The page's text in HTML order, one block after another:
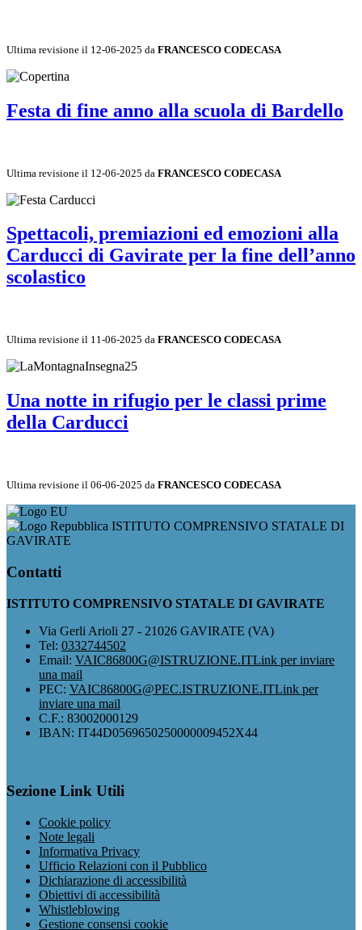
Ultima revisione il 12-06-2025 da FRANCESCO CODECASA
Festa di fine anno alla scuola di Bardello
Ultima revisione il 12-06-2025 da FRANCESCO CODECASA
Spettacoli, premiazioni ed emozioni alla
Carducci di Gavirate per la fine dell’anno
scolastico
Ultima revisione il 11-06-2025 da FRANCESCO CODECASA
Una notte in rifugio per le classi prime
della Carducci
Ultima revisione il 06-06-2025 da FRANCESCO CODECASA
ISTITUTO COMPRENSIVO STATALE DI
GAVIRATE
Contatti
ISTITUTO COMPRENSIVO STATALE DI GAVIRATE
Via Gerli Arioli 27 - 21026 GAVIRATE (VA)
Tel: 0332744502
Email: VAIC86800G@ISTRUZIONE.ITLink per inviare
una mail
PEC: VAIC86800G@PEC.ISTRUZIONE.ITLink per
inviare una mail
C.F.: 83002000129
IBAN: IT44D0569650250000009452X44
Sezione Link Utili
Cookie policy
Note legali
Informativa Privacy
Ufficio Relazioni con il Pubblico
Dichiarazione di accessibilità
Obiettivi di accessibilità
Whistleblowing
Gestione consensi cookie